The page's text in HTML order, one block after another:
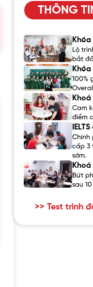
THÔNG
Khóa
Lộ
bắt
Khóa
100%
Khoá
Cam
điểm
Chinh
cấp 3
sớm.
Bứt
sau
>> Test trình